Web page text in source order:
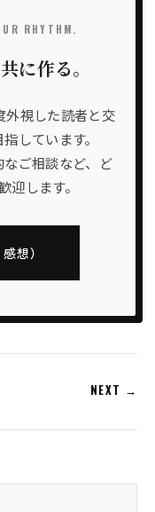
RHYTHM.
に作る。
視した読者と交
しています。
ご相談など、ど
迎します。
想）
NEXT →